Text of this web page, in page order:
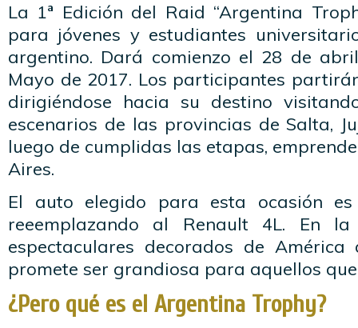
La 1ª Edición del Raid “Argentina
para jóvenes y estudiantes
argentino. Dará comienzo el 28 de
Mayo de 2017. Los participantes
dirigiéndose hacia su destino
escenarios de las provincias de Salta,
luego de cumplidas las etapas,
Aires.
El auto elegido para esta ocasión es
reeemplazando al Renault 4L. En
espectaculares decorados de
promete ser grandiosa para aquellos
¿Pero qué es el Argentina Trophy?